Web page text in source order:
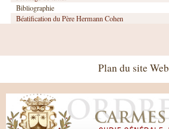
Bibliographie
Béatification du Père Hermann Cohen
Plan du site Web